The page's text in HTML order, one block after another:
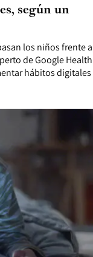
los niños frente a
de Google Health
hábitos digitales
según un